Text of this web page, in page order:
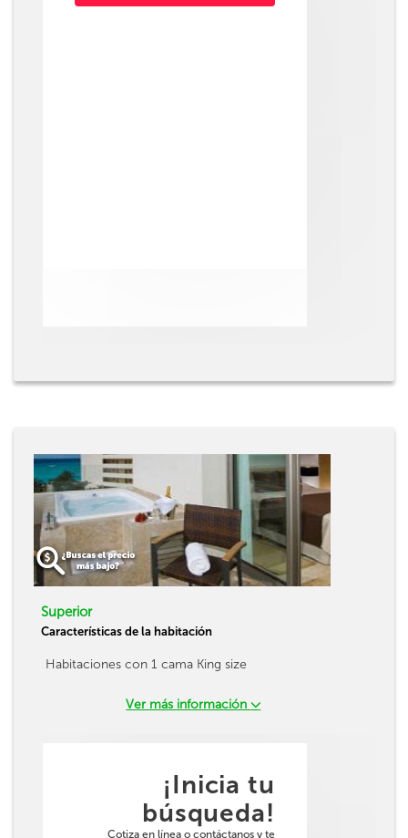
Superior
Características de la habitación
Habitaciones con 1 cama King size
Ver más información
¡Inicia tu
búsqueda!
Cotiza en línea o contáctanos y te